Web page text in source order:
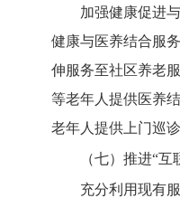
加强健康促进
健康与医养结合服
伸服务至社区养老
等老年人提供医养
老年人提供上门巡
（七）推进“
充分利用现有